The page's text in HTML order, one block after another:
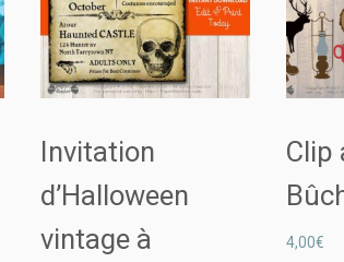
Invitation
d’Halloween
vintage à
Clip
4,00€